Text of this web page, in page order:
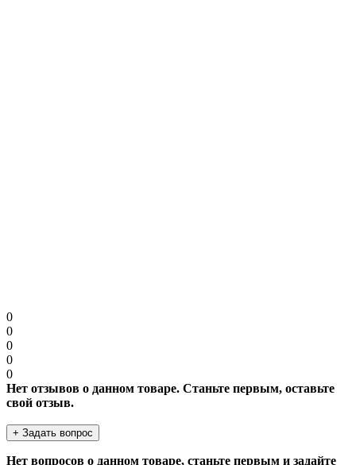
0
0
0
0
0
Нет отзывов о данном товаре. Станьте первым, оставьте
свой отзыв.
+ Задать вопрос
Нет вопросов о данном товаре, станьте первым и задайте